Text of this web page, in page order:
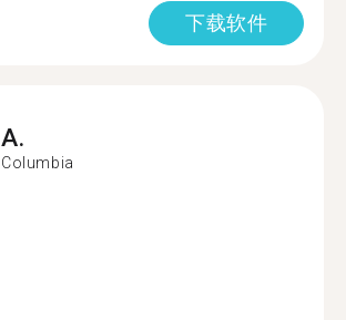
下载软件
A.
Columbia